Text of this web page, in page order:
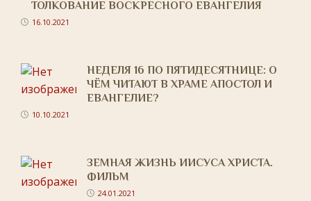
ТОЛКОВАНИЕ ВОСКРЕСНОГО ЕВАНГЕЛИЯ
16.10.2021
НЕДЕЛЯ 16 ПО ПЯТИДЕСЯТНИЦЕ: О
ЧЁМ ЧИТАЮТ В ХРАМЕ АПОСТОЛ И
ЕВАНГЕЛИЕ?
10.10.2021
ЗЕМНАЯ ЖИЗНЬ ИИСУСА ХРИСТА.
ФИЛЬМ
24.01.2021